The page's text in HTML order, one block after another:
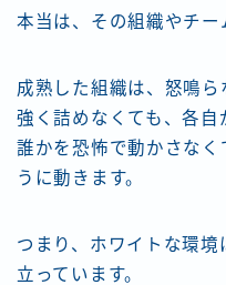
本当は、その組織やチー
成熟した組織は、怒鳴ら
強く詰めなくても、各自
誰かを恐怖で動かさなく
うに動きます。
つまり、ホワイトな環境
立っています。